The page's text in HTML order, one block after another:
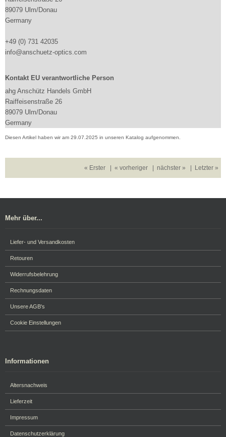
89079 Ulm/Donau
Germany
+49 (0) 731 42035
info@anschuetz-optics.com
Kontakt EU verantwortliche Person
ahg Anschütz Handels GmbH
Raiffeisenstraße 26
89079 Ulm/Donau
Germany
Diesen Artikel haben wir am 29.07.2025 in unseren Katalog aufgenommen.
« Erster « vorheriger nächster » Letzter »
Mehr über...
Liefer- und Versandkosten
Retouren
Widerrufsbelehrung
Rechnungsdaten
Unsere AGB's
Cookie Einstellungen
Informationen
Altersnachweis
Lieferzeit
Impressum
Datenschutzerklärung